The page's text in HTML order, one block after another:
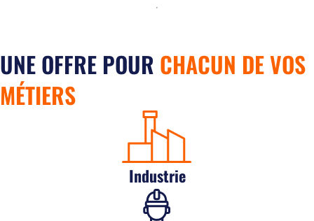
UNE OFFRE POUR CHACUN DE VOS
MÉTIERS
Industrie